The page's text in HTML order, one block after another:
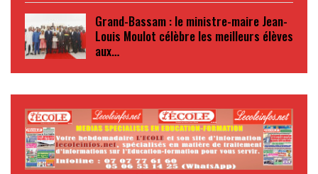
Grand-Bassam : le ministre-maire Jean-
Louis Moulot célèbre les meilleurs élèves
aux…